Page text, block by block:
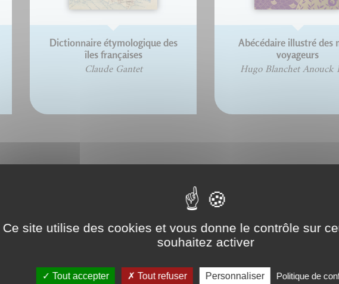
Dictionnaire étymologique des
îles françaises
Claude Gantet
Abécédaire illustré des
voyageurs
Hugo Blanchet Anouck
CONNAISSEZ-VOUS AUSSI
Ce site utilise des cookies et vous donne le contrôle sur
souhaitez activer
Tout accepter Tout refuser Personnaliser Politique de